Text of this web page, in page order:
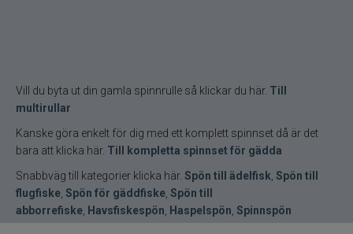
Vill du byta ut din gamla spinnrulle så klickar du här. Till
multirullar
Kanske göra enkelt för dig med ett komplett spinnset då är det
bara att klicka här. Till kompletta spinnset för gädda
Snabbväg till kategorier klicka här. Spön till ädelfisk Spön till
flugfiske Spön för gäddfiske Spön till
abborrefiske Havsfiskespön Haspelspön Spinnspön